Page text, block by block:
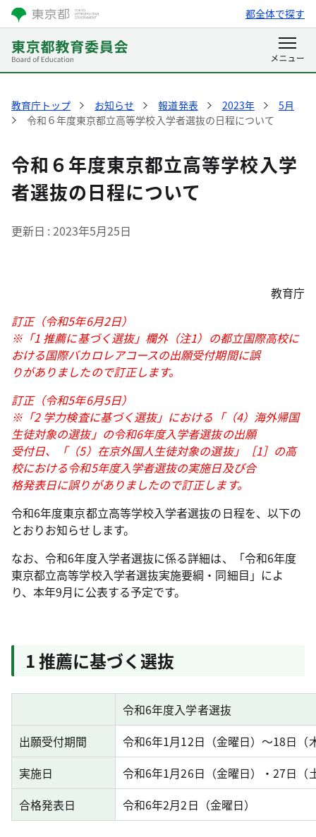
都全体で探す
教育庁トップ お知らせ 報道発表 2023年
5月
令和６年度東京都立高等学校入学者選抜の日程について
令和６年度東京都立高等学校入学
者選抜の日程について
更新日 2023年5月25日
教育庁
訂正（令和5年6月2日）
※「1 推薦に基づく選抜」欄外（注1）の都立国際高校に
おける国際バカロレアコースの出願受付期間に誤
りがありましたので訂正します。
訂正（令和5年6月5日）
※「2 学力検査に基づく選抜」における「（4）海外帰国
生徒対象の選抜」の令和6年度入学者選抜の出願
受付日、「（5）在京外国人生徒対象の選抜」［1］の高
校における令和5年度入学者選抜の実施日及び合
格発表日に誤りがありましたので訂正します。
令和6年度東京都立高等学校入学者選抜の日程を、以下の
とおりお知らせします。
なお、令和6年度入学者選抜に係る詳細は、「令和6年度
東京都立高等学校入学者選抜実施要綱・同細目」によ
り、本年9月に公表する予定です。
1 推薦に基づく選抜
令和6年度入学者選抜
出願受付期間
令和6年1月12日（金曜日）～18日（
実施日
令和6年1月26日（金曜日）・27日（
合格発表日
令和6年2月2日（金曜日）